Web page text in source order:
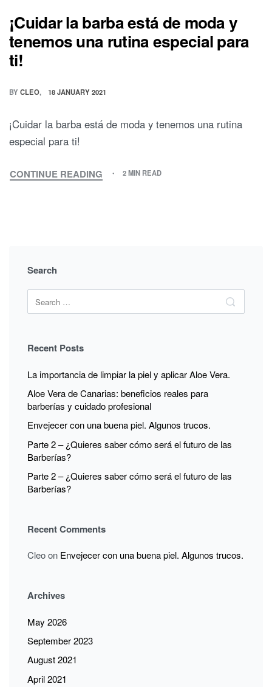
¡Cuidar la barba está de moda y
tenemos una rutina especial para
ti!
BY CLEO 18 JANUARY 2021
¡Cuidar la barba está de moda y tenemos una rutina
especial para ti!
CONTINUE READING
¡CUIDAR
TENEMOS
UNA
RUTINA
ESPECIAL
2 MIN READ
Search
Search
for:
Search
Recent Posts
La importancia de limpiar la piel y aplicar Aloe Vera.
Aloe Vera de Canarias: beneficios reales para
barberías y cuidado profesional
Envejecer con una buena piel. Algunos trucos.
Parte 2 – ¿Quieres saber cómo será el futuro de las
Barberías?
Parte 2 – ¿Quieres saber cómo será el futuro de las
Barberías?
Recent Comments
Cleoon Envejecer con una buena piel. Algunos trucos.
Archives
May 2026
September 2023
August 2021
April 2021